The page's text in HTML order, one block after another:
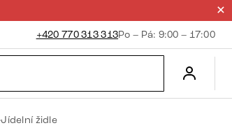
+420 770 313 313Po – Pá: 9:00 – 17:00
Jídelní židle